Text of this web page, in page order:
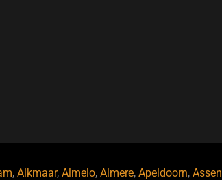
, Alkmaar, Almelo, Almere, Apeldoorn, Assen